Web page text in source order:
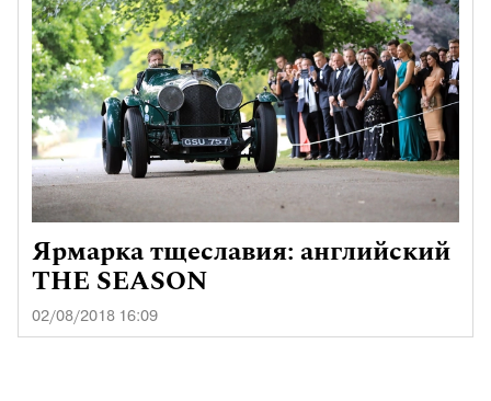
Ярмарка тщеславия: английский
THE SEASON
02/08/2018 16:09